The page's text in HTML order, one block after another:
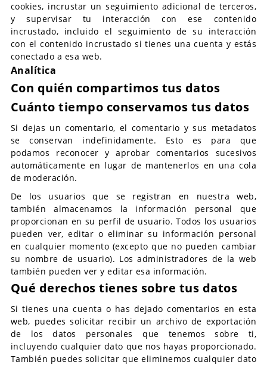
cookies, incrustar un seguimiento adicional de terceros,
y supervisar tu interacción con ese contenido
incrustado, incluido el seguimiento de su interacción
con el contenido incrustado si tienes una cuenta y estás
conectado a esa web.
Analítica
Con quién compartimos tus datos
Cuánto tiempo conservamos tus datos
Si dejas un comentario, el comentario y sus metadatos
se conservan indefinidamente. Esto es para que
podamos reconocer y aprobar comentarios sucesivos
automáticamente en lugar de mantenerlos en una cola
de moderación.
De los usuarios que se registran en nuestra web,
también almacenamos la información personal que
proporcionan en su perfil de usuario. Todos los usuarios
pueden ver, editar o eliminar su información personal
en cualquier momento (excepto que no pueden cambiar
su nombre de usuario). Los administradores de la web
también pueden ver y editar esa información.
Qué derechos tienes sobre tus datos
Si tienes una cuenta o has dejado comentarios en esta
web, puedes solicitar recibir un archivo de exportación
de los datos personales que tenemos sobre ti,
incluyendo cualquier dato que nos hayas proporcionado.
También puedes solicitar que eliminemos cualquier dato